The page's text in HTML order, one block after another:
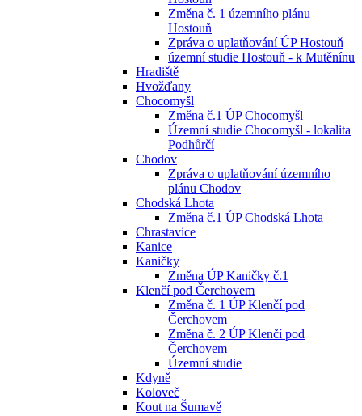
Změna č. 1 územního plánu
Hostouň
Zpráva o uplatňování ÚP Hostouň
územní studie Hostouň - k Mutěnínu
Hradiště
Hvožďany
Chocomyšl
Změna č.1 ÚP Chocomyšl
Územní studie Chocomyšl - lokalita
Podhůrčí
Chodov
Zpráva o uplatňování územního
plánu Chodov
Chodská Lhota
Změna č.1 ÚP Chodská Lhota
Chrastavice
Kanice
Kaničky
Změna ÚP Kaničky č.1
Klenčí pod Čerchovem
Změna č. 1 ÚP Klenčí pod
Čerchovem
Změna č. 2 ÚP Klenčí pod
Čerchovem
Územní studie
Kdyně
Koloveč
Kout na Šumavě